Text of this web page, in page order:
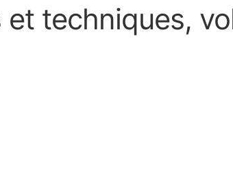
et techniques,